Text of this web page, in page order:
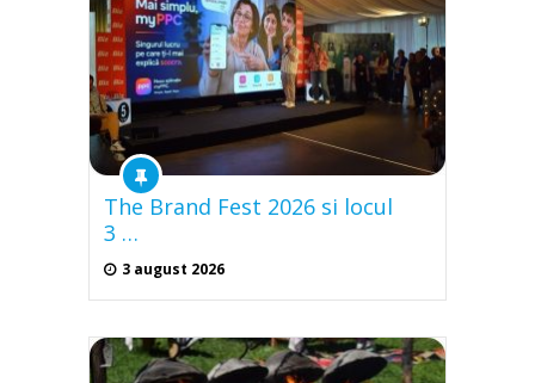
The Brand Fest 2026 si locul
3 …
3 august 2026